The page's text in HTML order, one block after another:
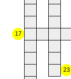
17
23